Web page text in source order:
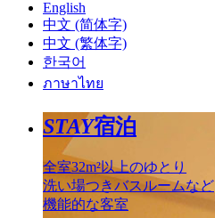
English
中文 (简体字)
中文 (繁体字)
한국어
ภาษาไทย
STAY宿泊
全室32m²以上のゆとり
洗い場つきバスルームなど
機能的な客室